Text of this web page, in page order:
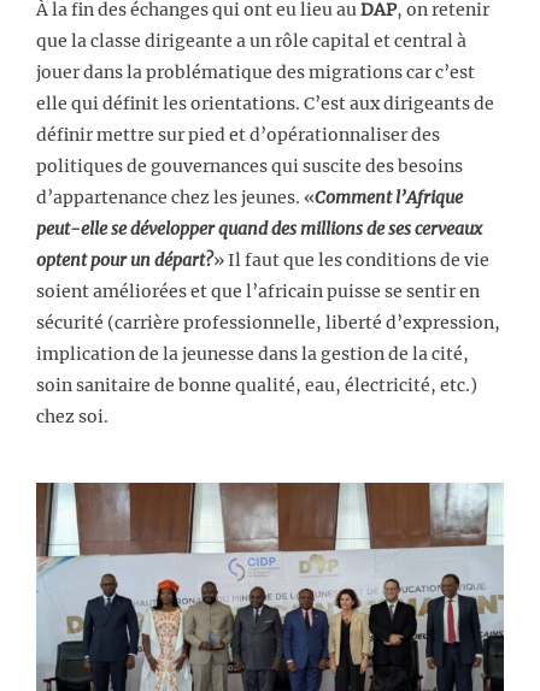
À la fin des échanges qui ont eu lieu auDAP, on retenir
que la classe dirigeante a un rôle capital et central à
jouer dans la problématique des migrations car c’est
elle qui définit les orientations. C’est aux dirigeants de
définir mettre sur pied et d’opérationnaliser des
politiques de gouvernances qui suscite des besoins
d’appartenance chez les jeunes. «Comment l’Afrique
peut-elle se développer quand des millions de ses cerveaux
optent pour un départ?» Il faut que les conditions de vie
soient améliorées et que l’africain puisse se sentir en
sécurité (carrière professionnelle, liberté d’expression,
implication de la jeunesse dans la gestion de la cité,
soin sanitaire de bonne qualité, eau, électricité, etc.)
chez soi.